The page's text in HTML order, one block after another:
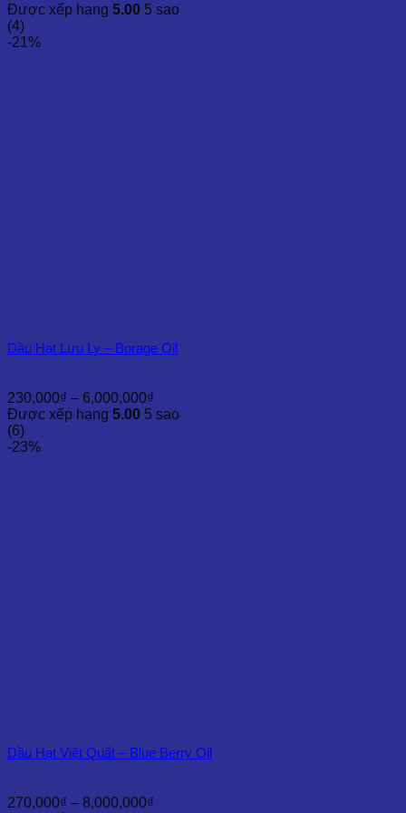
giá:
Được xếp hạng 5.00 5 sao
(4)
-21%
Dầu Hạt Lưu Ly – Borage Oil
230,000₫ – 6,000,000₫
giá:
Được xếp hạng 5.00 5 sao
(6)
-23%
Dầu Hạt Việt Quất – Blue Berry Oil
270,000₫ – 8,000,000₫